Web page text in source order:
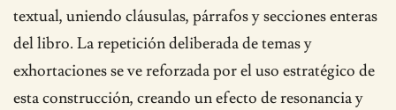
textual, uniendo cláusulas, párrafos y secciones enteras
del libro. La repetición deliberada de temas y
exhortaciones se ve reforzada por el uso estratégico de
esta construcción, creando un efecto de resonancia y